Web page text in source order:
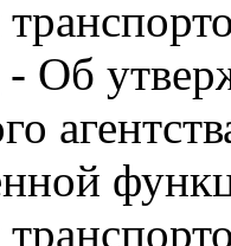
- Об